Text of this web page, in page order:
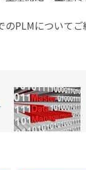
PLMについてご